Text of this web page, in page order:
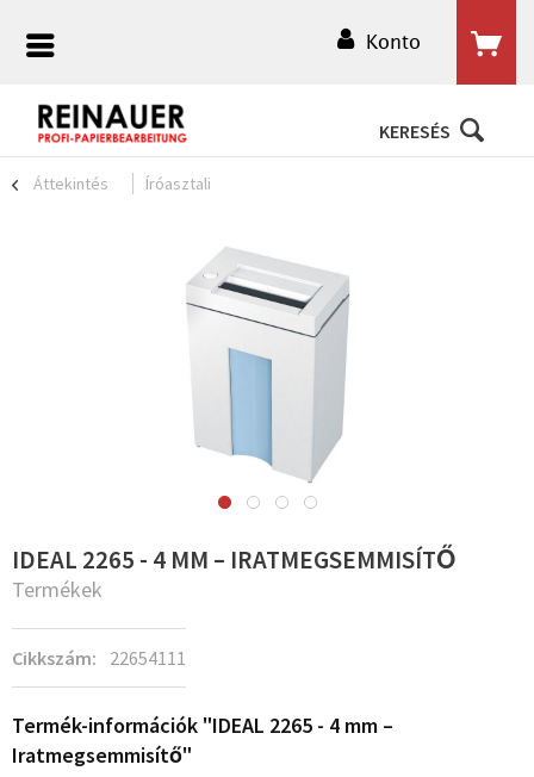
Konto
KERESÉS
Áttekintés Íróasztali
IDEAL 2265 - 4 MM – IRATMEGSEMMISÍTŐ
Termékek
Cikkszám: 22654111
Termék-információk "IDEAL 2265 - 4 mm –
Iratmegsemmisítő"